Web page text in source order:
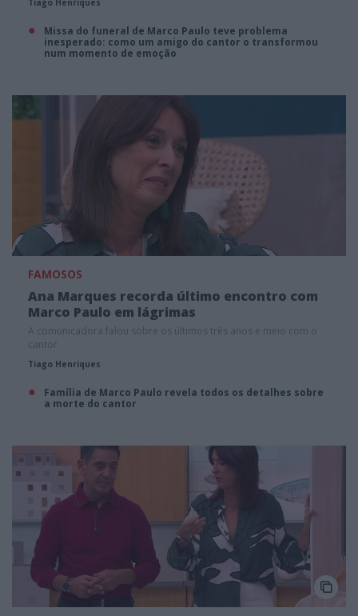
Missa do funeral de Marco Paulo teve problema
inesperado: como um amigo do cantor o transformou
num momento de emoção
FAMOSOS
Ana Marques recorda último encontro com
Marco Paulo em lágrimas
A comunicadora falou sobre os últimos três anos e meio com o
cantor
Tiago Henriques
Família de Marco Paulo revela todos os detalhes sobre
a morte do cantor